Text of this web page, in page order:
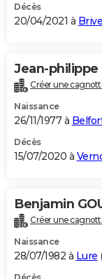
BONS PLANS
Carte de Noël
Carte Bonne année
Carte Saint-Valentin
Carte Pâques
Carte d'anniversaire
DICTIONNAIRE
Dictionnaire
Biographies
Citations
Expressions
Proverbes
PROGRAMME TV
S'inscrire
Se connecter
Lycées
Collèges
Primaires
Universités
Entreprises
Service militaire
Avis de recherche
AVIS DE DÉCÈS
Bricolage
Lifestyle
Culture
Sport
Auto
Television
Voyage
Cinema
Décès
20/04/2021 à
Jean-philippe
Créer une
Naissance
26/11/1977 à
Décès
15/07/2020 à
Benjamin
Créer une
Naissance
28/07/1982 à Lure